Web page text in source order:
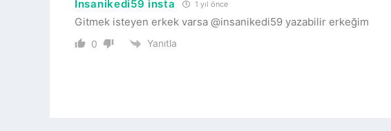
İnsanikedi59 insta 1 yıl önce
Gitmek isteyen erkek varsa @insanikedi59 yazabilir erkeğim
0 Yanıtla